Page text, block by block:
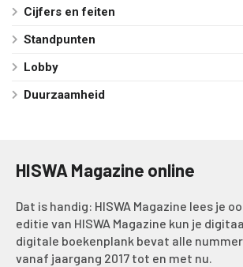
Cijfers en feiten
Standpunten
Lobby
Duurzaamheid
HISWA Magazine online
Dat is handig: HISWA Magazine lees je
editie van HISWA Magazine kun je
digitale boekenplank bevat alle
vanaf jaargang 2017 tot en met nu.